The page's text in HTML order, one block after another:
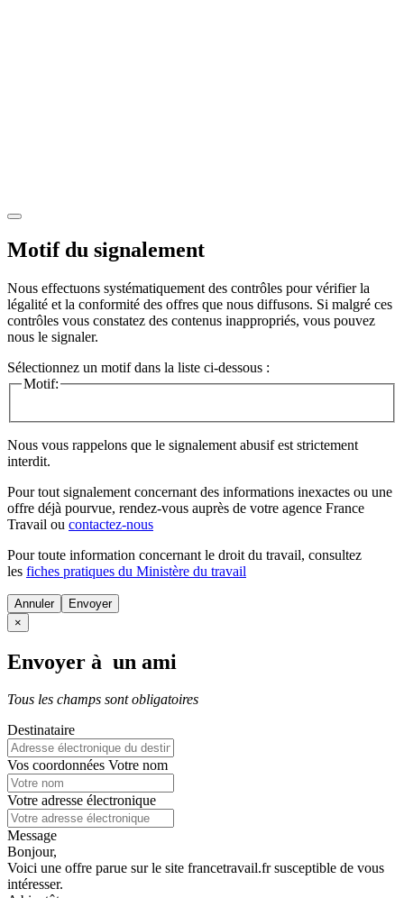
Motif du signalement
Nous effectuons systématiquement des contrôles pour vérifier la
légalité et la conformité des offres que nous diffusons. Si malgré ces
contrôles vous constatez des contenus inappropriés, vous pouvez
nous le signaler.
Sélectionnez un motif dans la liste ci-dessous :
Motif:
Nous vous rappelons que le signalement abusif est strictement
interdit.
Pour tout signalement concernant des informations inexactes ou une
offre déjà pourvue, rendez-vous auprès de votre agence France
Travail ou contactez-nous
Pour toute information concernant le droit du travail, consultez
les fiches pratiques du Ministère du travail
Annuler
×
Envoyer à un ami
Tous les champs sont obligatoires
Destinataire
Vos coordonnées Votre nom
Votre adresse électronique
Message
Bonjour,
Voici une offre parue sur le site francetravail.fr susceptible de vous
intéresser.